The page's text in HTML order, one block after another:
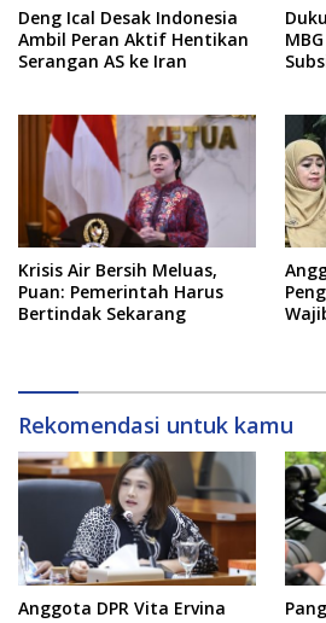
Deng Ical Desak Indonesia
Ambil Peran Aktif Hentikan
Serangan AS ke Iran
Krisis Air Bersih Meluas,
Puan: Pemerintah Harus
Bertindak Sekarang
Rekomendasi untuk kamu
Anggota DPR Vita Ervina